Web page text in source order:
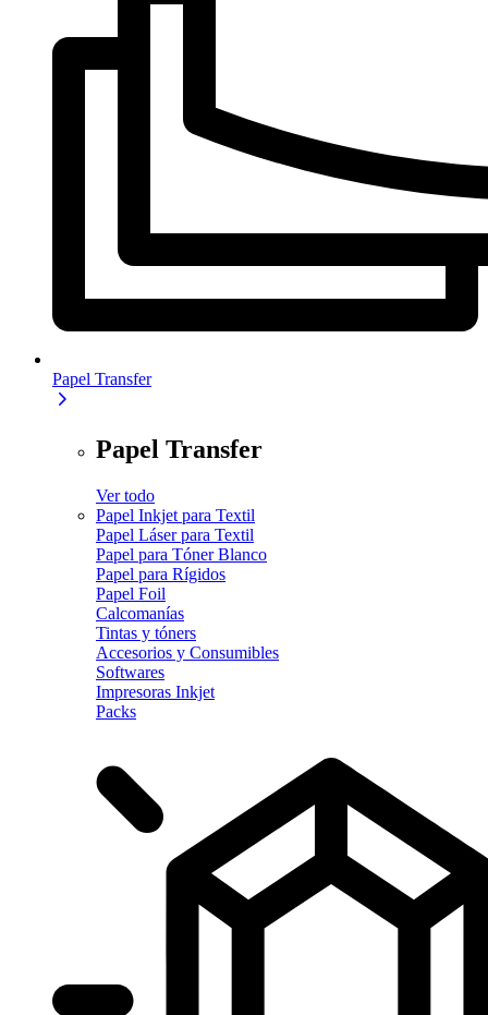
Papel Transfer
Papel Transfer
Ver todo
Papel Inkjet para Textil
Papel Láser para Textil
Papel para Tóner Blanco
Papel para Rígidos
Papel Foil
Calcomanías
Tintas y tóners
Accesorios y Consumibles
Softwares
Impresoras Inkjet
Packs